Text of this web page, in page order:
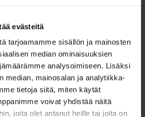
evästeitä
tarjoamamme sisällön ja mainosten
median ominaisuuksien
analysoimiseen. Lisäksi
median, mainosalan ja analytiikka-
tietoja siitä, miten käytät
voivat yhdistää näitä
joita olet antanut heille tai joita on
SKVL logon pitkä versio
Paketissa mukana RGB .png sekä
.eps ja .pdf tiedostot CMYK, RGB ja